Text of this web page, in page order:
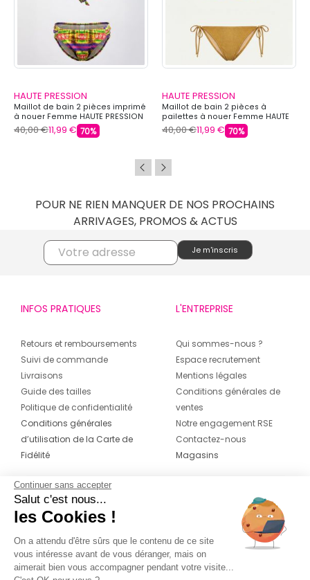
HAUTE PRESSION
Maillot de bain 2 pièces imprimé
à nouer Femme HAUTE PRESSION
40,00 €11,99 € 70%
HAUTE PRESSION
Maillot de bain 2 pièces à
pailettes à nouer Femme HAUTE
PRESSION
40,00 €11,99 € 70%
POUR NE RIEN MANQUER DE NOS PROCHAINS
ARRIVAGES, PROMOS & ACTUS
INFOS PRATIQUES
Retours et remboursements
Suivi de commande
Livraisons
Guide des tailles
Politique de confidentialité
Conditions générales
d’utilisation de la Carte de
Fidélité
L'ENTREPRISE
Qui sommes-nous ?
Espace recrutement
Mentions légales
Conditions générales de
ventes
Notre engagement RSE
Contactez-nous
Magasins
CONTACT
04 42 20 78 42
Du lundi au jeudi de 8h30 à 16h30 & le
vendredi de 8h30 à 15h30
Continuer sans accepter
Salut c'est nous...
les Cookies !
On a attendu d'être sûrs que le contenu de ce site
vous intéresse avant de vous déranger, mais on
aimerait bien vous accompagner pendant votre visite...